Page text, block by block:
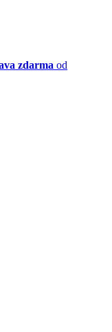
zdarma od